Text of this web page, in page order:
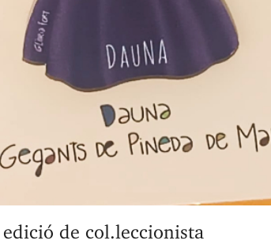
de col.leccionista